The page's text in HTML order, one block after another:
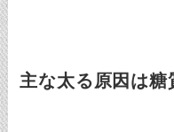
主な太る原因は糖